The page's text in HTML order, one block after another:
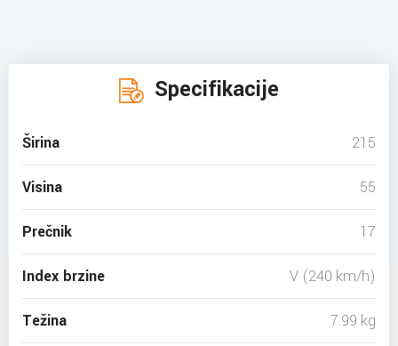
Specifikacije
Širina 215
Visina 55
Prečnik 17
Index brzine V (240 km/h)
Težina 7.99 kg